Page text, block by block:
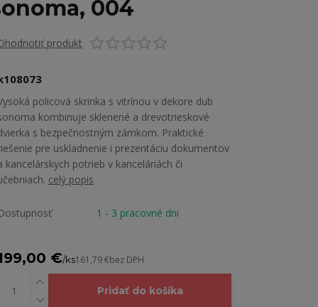
004
produkt
policová skrinka s vitrínou v dekore dub
kombinuje sklenené a drevotrieskové
s bezpečnostným zámkom. Praktické
pre uskladnenie i prezentáciu dokumentov
kancelárskych potrieb v kanceláriách či
celý popis
1 - 3 pracovné dni
€/ks161,79 €bez DPH
Pridať do košíka